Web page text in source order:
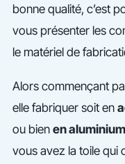
bonne qualité, c’est
vous présenter les
le matériel de
Alors commençant
elle fabriquer soit en
ou bienen aluminium
vous avez la toile qui